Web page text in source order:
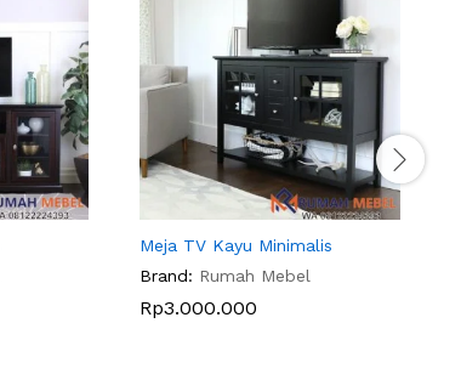
Meja TV Kayu Minimalis
Brand: Rumah Mebel
Rp3.000.000